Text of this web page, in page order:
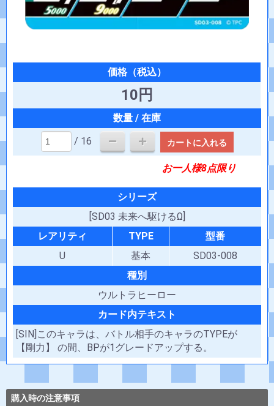
10円
/ 16 カートに入れる
お一人様8点限り
シリーズ
[SD03 未来へ駆けるΩ]
レアリティ
TYPE
型番
U
基本
SD03-008
種別
ウルトラヒーロー
カード内テキスト
[SIN]このキャラは、バトル相手のキャラのTYPEが
【剛力】 の間、BPが1グレードアップする。
購入時の注意事項